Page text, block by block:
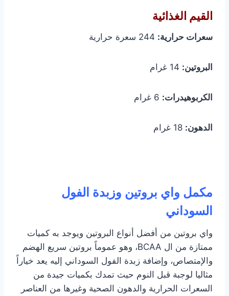
القيم الغذائية
سعرات حرارية:
البروتين:
الكربوهيدرات:
الدهون:
مكمل واي بروتين وزبدة الفول
السوداني
واي بروتين من أفضل أنواع البروتين ويوجد به كميات
ممتازة من ال BCAA، وهو عموماً بروتين سريع الهضم
والإمتصاص، وإضافة زبدة الفول السوداني إليه يعد خياراً
مثاليا لوجبة قبل النوم حيث تمدك بكميات جيدة من
السعرات الحرارية والدهون الصحية وغيرها من العناصر